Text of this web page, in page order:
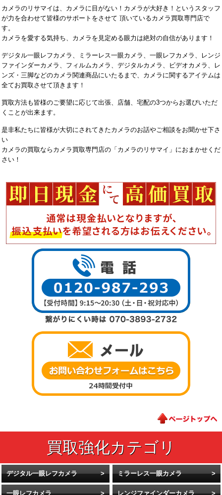
カメラのリサマイは、カメラに目がない！カメラが大好き！というスタッフ
が力を合わせて皆様のサポートをさせて 頂いているカメラ買取専門店で
す。
カメラを愛する気持ち、カメラを見定める眼力は絶対の自信があります！
デジタル一眼レフカメラ、ミラーレス一眼カメラ、一眼レフカメラ、レンジ
ファインダーカメラ、フィルムカメラ、デジタルカメラ、ビデオカメラ、レ
ンズ・三脚などのカメラ関連商品にいたるまで、カメラに関するアイテムは
全てお買取させて頂きます！
買取方法も皆様のご要望に応じて出張、店舗、宅配の3つからお選びいただ
くことが出来ます。
是非私たちに皆様が大切にされてきたカメラのお話やご相談をお聞かせ下さ
い
カメラの買取ならカメラ買取専門店の「カメラのリサマイ」におまかせくだ
さい！
デジタル一眼レフカメラ ミラーレス一眼カメラ
一眼レフカメラ レンジファインダーカメラ